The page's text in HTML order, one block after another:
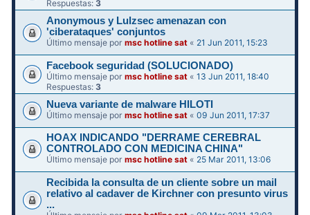
Respuestas:3
Anonymous y Lulzsec amenazan con
'ciberataques' conjuntos
Último mensaje pormsc hotline sat « 21 Jun 2011, 15:23
Facebook seguridad (SOLUCIONADO)
Último mensaje pormsc hotline sat «13 Jun 2011, 18:40
Respuestas:3
Nueva variante de malware HILOTI
Último mensaje pormsc hotline sat «09 Jun 2011, 17:37
HOAX INDICANDO "DERRAME CEREBRAL
CONTROLADO CON MEDICINA CHINA"
Último mensaje pormsc hotline sat « 25 Mar 2011, 13:06
Recibida la consulta de un cliente sobre un mail
relativo al cadaver de Kirchner con presunto virus
...